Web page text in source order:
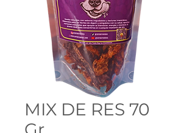
MIX DE RES 70